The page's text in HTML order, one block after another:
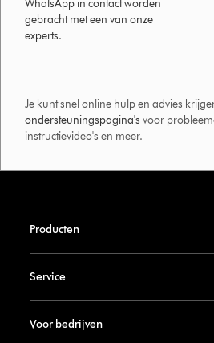
WhatsApp in contact worden
gebracht met een van onze
experts.
Je kunt snel online hulp en advies
ondersteuningspagina's voor
instructievideo's en meer.
Producten
Service
Voor bedrijven